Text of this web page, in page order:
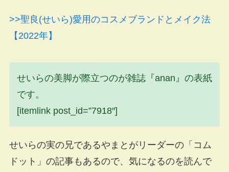
>>聖良(せいら)愛用のコスメブランドとメイク法
【2022年】
せいらの美脚が際立つのが雑誌『anan』の表紙
です。
[itemlink post_id=”7918″]
せいらの実の兄であるやまとがリーダーの「コム
ドット」の記事もあるので、気になるのを読んで